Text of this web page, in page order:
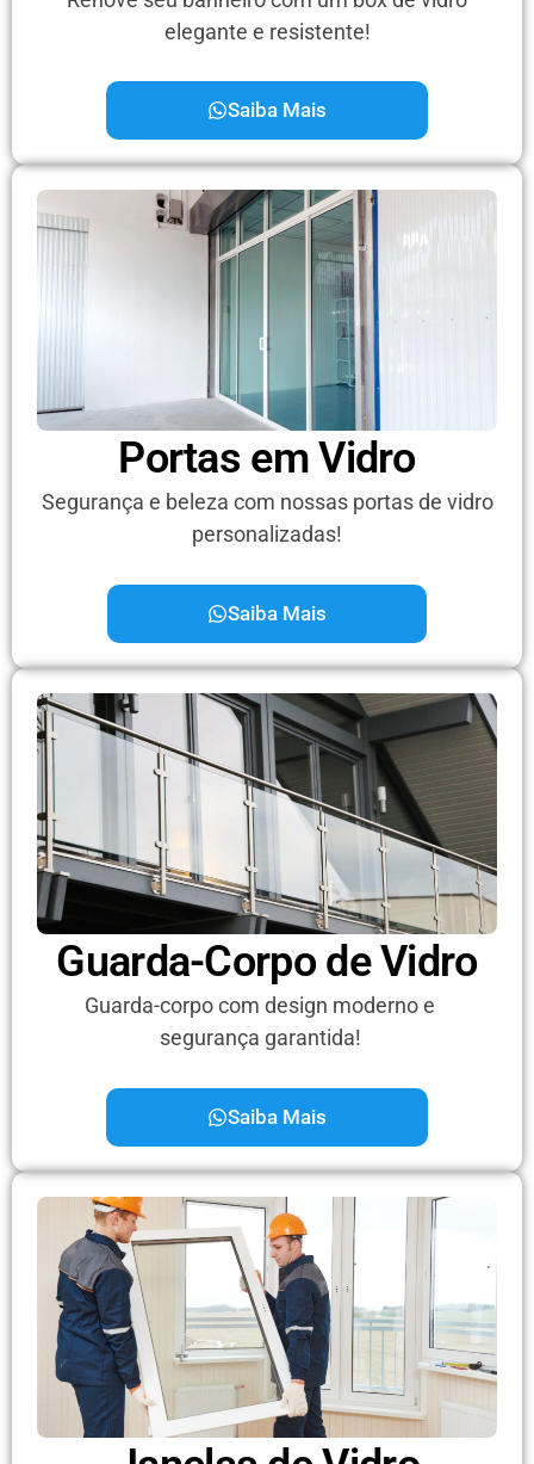
elegante e resistente!
Saiba Mais
Portas em Vidro
Segurança e beleza com nossas portas de vidro
personalizadas!
Saiba Mais
Guarda-Corpo de Vidro
Guarda-corpo com design moderno e
segurança garantida!
Saiba Mais